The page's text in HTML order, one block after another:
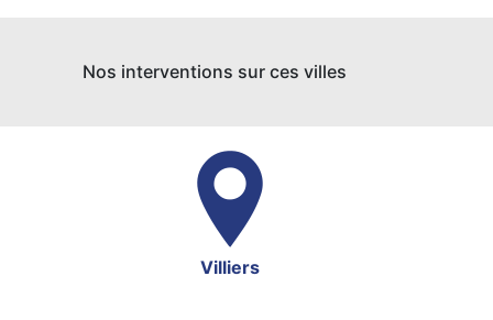
Nos interventions sur ces villes
Villiers